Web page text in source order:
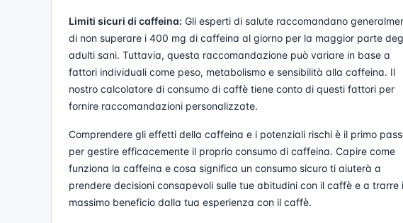
Limiti sicuri di caffeina: Gli esperti di salute raccomandano
di non superare i 400 mg di caffeina al giorno per la maggior parte
adulti sani. Tuttavia, questa raccomandazione può variare in base a
fattori individuali come peso, metabolismo e sensibilità alla caffeina. Il
nostro calcolatore di consumo di caffè tiene conto di questi fattori per
fornire raccomandazioni personalizzate.
Comprendere gli effetti della caffeina e i potenziali rischi è il primo
per gestire efficacemente il proprio consumo di caffeina. Capire come
funziona la caffeina e cosa significa un consumo sicuro ti aiuterà a
prendere decisioni consapevoli sulle tue abitudini con il caffè e a trarre
massimo beneficio dalla tua esperienza con il caffè.